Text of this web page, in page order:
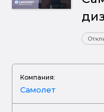
Компания:
Самолет